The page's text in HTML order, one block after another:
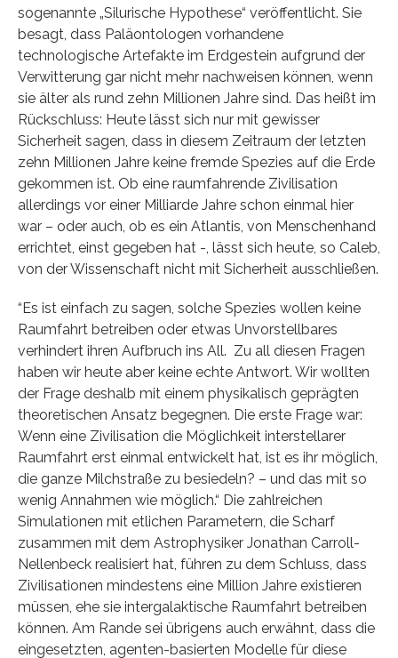
sogenannte „Silurische Hypothese“ veröffentlicht. Sie
besagt, dass Paläontologen vorhandene
technologische Artefakte im Erdgestein aufgrund der
Verwitterung gar nicht mehr nachweisen können, wenn
sie älter als rund zehn Millionen Jahre sind. Das heißt im
Rückschluss: Heute lässt sich nur mit gewisser
Sicherheit sagen, dass in diesem Zeitraum der letzten
zehn Millionen Jahre keine fremde Spezies auf die Erde
gekommen ist. Ob eine raumfahrende Zivilisation
allerdings vor einer Milliarde Jahre schon einmal hier
war – oder auch, ob es ein Atlantis, von Menschenhand
errichtet, einst gegeben hat -, lässt sich heute, so Caleb,
von der Wissenschaft nicht mit Sicherheit ausschließen.
“Es ist einfach zu sagen, solche Spezies wollen keine
Raumfahrt betreiben oder etwas Unvorstellbares
verhindert ihren Aufbruch ins All. Zu all diesen Fragen
haben wir heute aber keine echte Antwort. Wir wollten
der Frage deshalb mit einem physikalisch geprägten
theoretischen Ansatz begegnen. Die erste Frage war:
Wenn eine Zivilisation die Möglichkeit interstellarer
Raumfahrt erst einmal entwickelt hat, ist es ihr möglich,
die ganze Milchstraße zu besiedeln? – und das mit so
wenig Annahmen wie möglich.“ Die zahlreichen
Simulationen mit etlichen Parametern, die Scharf
zusammen mit dem Astrophysiker Jonathan Carroll-
Nellenbeck realisiert hat, führen zu dem Schluss, dass
Zivilisationen mindestens eine Million Jahre existieren
müssen, ehe sie intergalaktische Raumfahrt betreiben
können. Am Rande sei übrigens auch erwähnt, dass die
eingesetzten, agenten-basierten Modelle für diese